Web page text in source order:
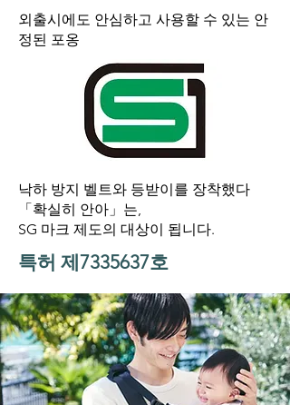
외출시에도 안심하고 사용할 수 있는 안
정된 포옹
낙하 방지 벨트와 등받이를 장착했다
「확실히 안아」는,
SG 마크 제도의 대상이 됩니다.
특허 제7335637호